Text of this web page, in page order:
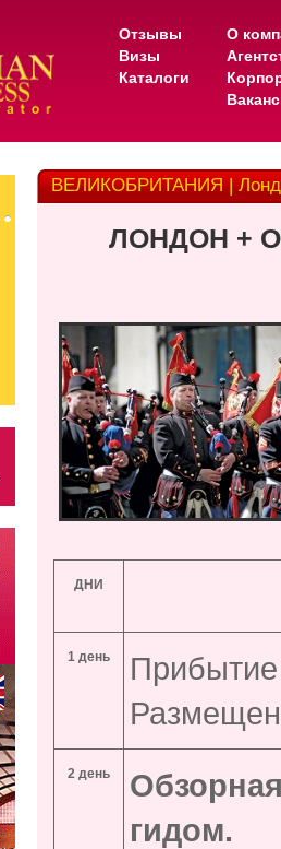
Отзывы
Визы
Каталоги
О
ВЕЛИКОБРИТАНИЯ |
ЛОНДОН +
ДНИ
1 день
2 день
гидом.